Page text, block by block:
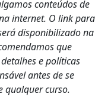
conteúdos de
internet. O link para
disponibilizado na
que
e políticas
antes de se
qualquer curso.